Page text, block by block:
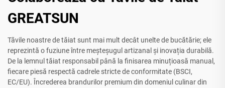
GREATSUN
Tăvile noastre de tăiat sunt mai mult decât unelte de bucătărie; ele
reprezintă o fuziune între meșteșugul artizanal și inovația durabilă.
De la lemnul tăiat responsabil până la finisarea minuțioasă manual,
fiecare piesă respectă cadrele stricte de conformitate (BSCI,
EC/EU). Încrederea brandurilor premium din domeniul culinar din